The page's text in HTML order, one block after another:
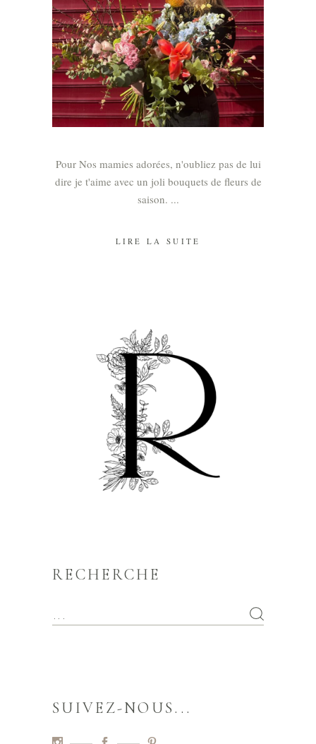
Pour Nos mamies adorées, n'oubliez pas de lui
dire je t'aime avec un joli bouquets de fleurs de
saison.
LIRE LA SUITE
RECHERCHE
SUIVEZ-NOUS...